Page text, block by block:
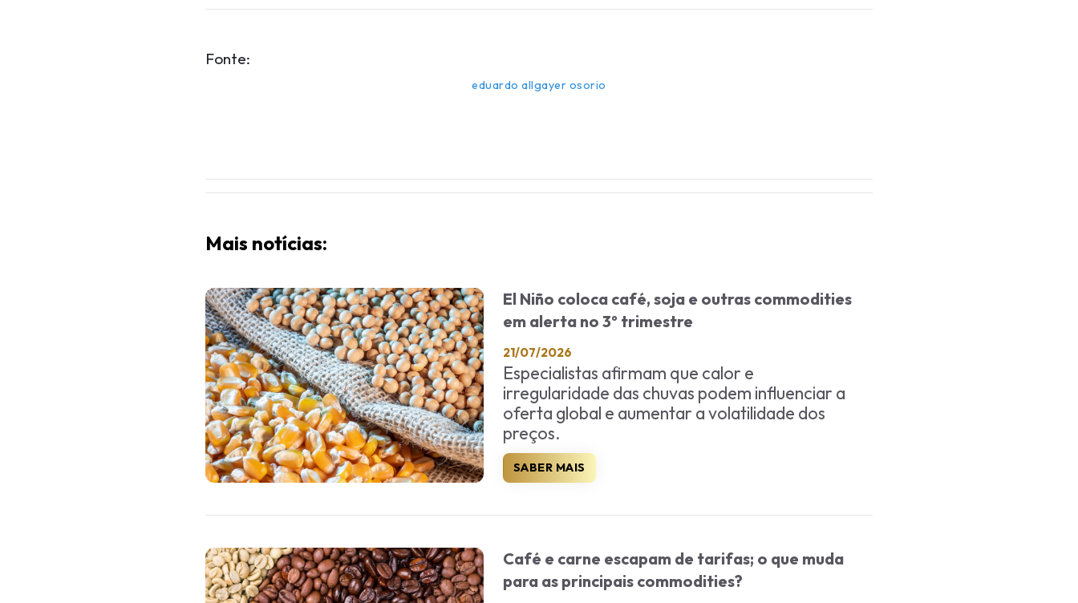
Fonte:
eduardo allgayer osorio
Mais notícias:
El Niño coloca café, soja e outras commodities
em alerta no 3º trimestre
21/07/2026
Especialistas afirmam que calor e
irregularidade das chuvas podem influenciar a
oferta global e aumentar a volatilidade dos
preços.
SABER MAIS
Café e carne escapam de tarifas; o que muda
para as principais commodities?